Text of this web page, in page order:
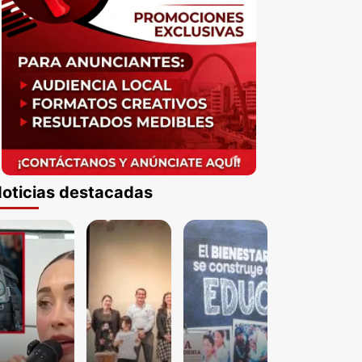
destacadas